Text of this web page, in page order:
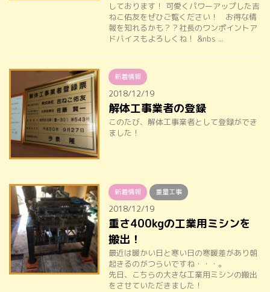
しております！ 可愛くパワーアップした吉
ねこ佑友をぜひご覧ください！ お得な情
報を知れるかも？？社長のワンポイントア
ドバイスもよろしくね！ &nbs ...
新着情報
2018/12/19
解体工事業者の登録
このたび、解体工事業者として登録ができ
ました！
新着情報 重量工事
2018/12/19
重さ400kgの工業用ミシンを
搬出！
最近は暖かい日と寒い日の寒暖差があり朝
起きるのがつらいですね・・・。
先日、こちらの大きな工業用ミシンの搬出
をさせていただきました！